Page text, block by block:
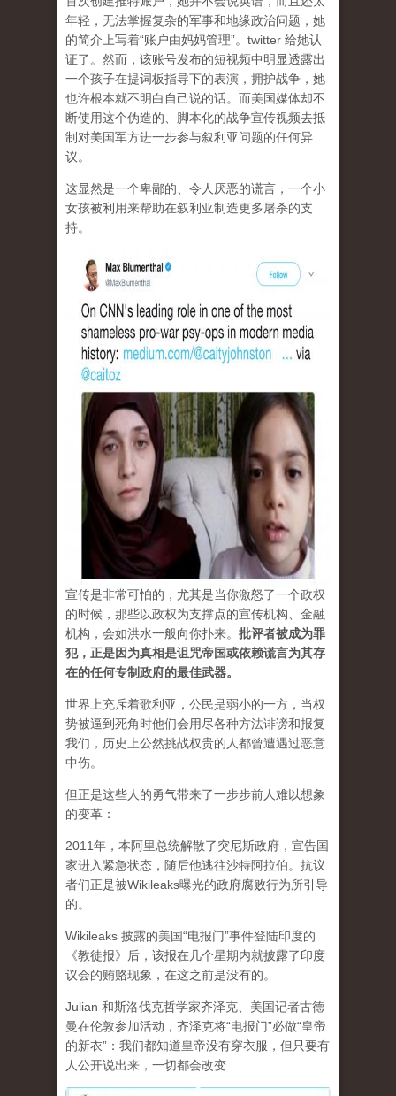
年轻，无法掌握复杂的军事和地缘政治问题，她
的简介上写着“账户由妈妈管理”。twitter 给她认
证了。然而，该账号发布的短视频中明显透露出
一个孩子在提词板指导下的表演，拥护战争，她
也许根本就不明白自己说的话。而美国媒体却不
断使用这个伪造的、脚本化的战争宣传视频去抵
制对美国军方进一步参与叙利亚问题的任何异
议。
这显然是一个卑鄙的、令人厌恶的谎言，一个小
女孩被利用来帮助在叙利亚制造更多屠杀的支
持。
宣传是非常可怕的，尤其是当你激怒了一个政权
的时候，那些以政权为支撑点的宣传机构、金融
机构，会如洪水一般向你扑来。 批评者被成为罪
犯，正是因为真相是诅咒帝国或依赖谎言为其存
在的任何专制政府的最佳武器。
世界上充斥着歌利亚，公民是弱小的一方，当权
势被逼到死角时他们会用尽各种方法诽谤和报复
我们，历史上公然挑战权贵的人都曾遭遇过恶意
中伤。
但正是这些人的勇气带来了一步步前人难以想象
的变革：
2011年，本阿里总统解散了突尼斯政府，宣告国
家进入紧急状态，随后他逃往沙特阿拉伯。抗议
者们正是被Wikileaks曝光的政府腐败行为所引导
的。
Wikileaks 披露的美国“电报门”事件登陆印度的
《教徒报》后，该报在几个星期内就披露了印度
议会的贿赂现象，在这之前是没有的。
Julian 和斯洛伐克哲学家齐泽克、美国记者古德
曼在伦敦参加活动，齐泽克将“电报门”必做“皇帝
的新衣”：我们都知道皇帝没有穿衣服，但只要有
人公开说出来，一切都会改变……